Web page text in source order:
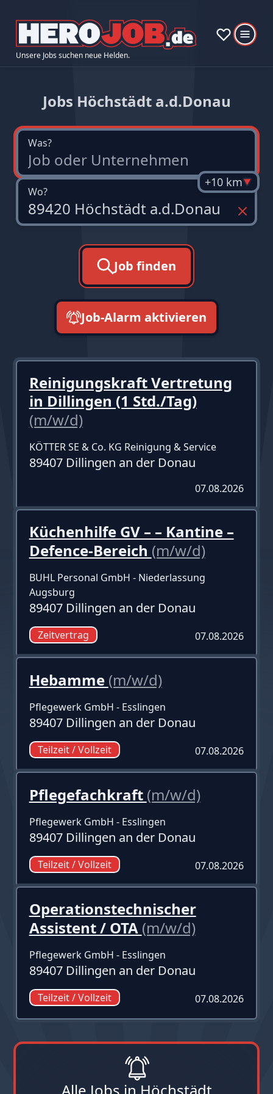
Unsere Jobs suchen neue Helden.
Jobs Höchstädt a.d.Donau
Was?
Wo?
+10 km
Job finden
Job-Alarm aktivieren
Reinigungskraft Vertretung
in Dillingen (1 Std./Tag)
(m/w/d)
KÖTTER SE & Co. KG Reinigung & Service
89407 Dillingen an der Donau
07.08.2026
Küchenhilfe GV – – Kantine –
Defence-Bereich (m/w/d)
BUHL Personal GmbH - Niederlassung
Augsburg
89407 Dillingen an der Donau
Zeitvertrag 07.08.2026
Hebamme (m/w/d)
Pflegewerk GmbH - Esslingen
89407 Dillingen an der Donau
Teilzeit / Vollzeit 07.08.2026
Pflegefachkraft (m/w/d)
Pflegewerk GmbH - Esslingen
89407 Dillingen an der Donau
Teilzeit / Vollzeit 07.08.2026
Operationstechnischer
Assistent / OTA (m/w/d)
Pflegewerk GmbH - Esslingen
89407 Dillingen an der Donau
Teilzeit / Vollzeit 07.08.2026
Alle Jobs in Höchstädt